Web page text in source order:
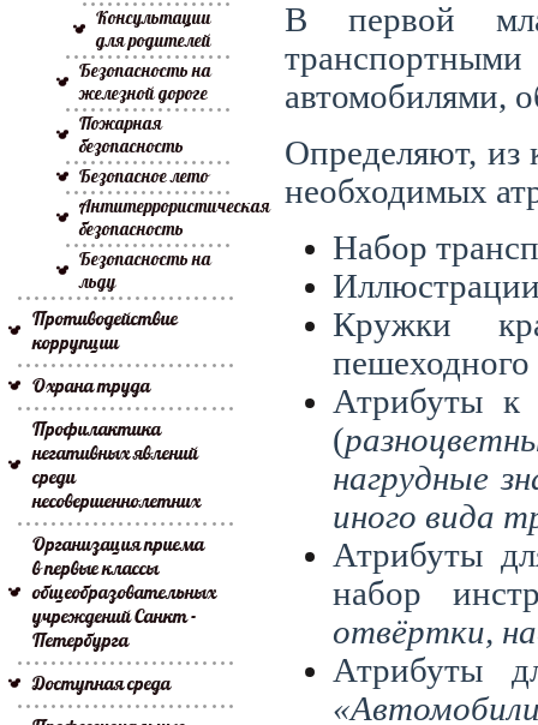
В первой
автомобилями,
Определяют, из
необходимых
Набор
Кружки
пешеходного
Атрибуты к
(
нагрудные
иного вида
Атрибуты
набор
отвёртки,
Атрибуты
Консультации
для родителей
Безопасность на
железной дороге
Пожарная
безопасность
Безопасное лето
Антитеррористическая
безопасность
Безопасность на
льду
Противодействие
коррупции
Охрана труда
Профилактика
негативных явлений
среди
несовершеннолетних
Организация приема
в первые классы
общеобразовательных
учреждений Санкт -
Петербурга
Доступная среда